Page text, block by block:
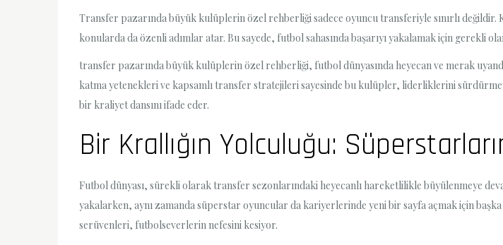
Transfer pazarında büyük kulüplerin özel rehberliği sadece oyuncu transferiyle sınırlı
konularda da özenli adımlar atar. Bu sayede, futbol sahasında başarıyı yakalamak için gerekli
transfer pazarında büyük kulüplerin özel rehberliği, futbol dünyasında heyecan ve merak
katma yetenekleri ve kapsamlı transfer stratejileri sayesinde bu kulüpler, liderliklerini
bir kraliyet dansını ifade eder.
Bir Krallığın Yolculuğu:
Futbol dünyası, sürekli olarak transfer sezonlarındaki heyecanlı hareketlilikle büyülenmeye
yakalarken, aynı zamanda süperstar oyuncular da kariyerlerinde yeni bir sayfa açmak için
serüvenleri, futbolseverlerin nefesini kesiyor.